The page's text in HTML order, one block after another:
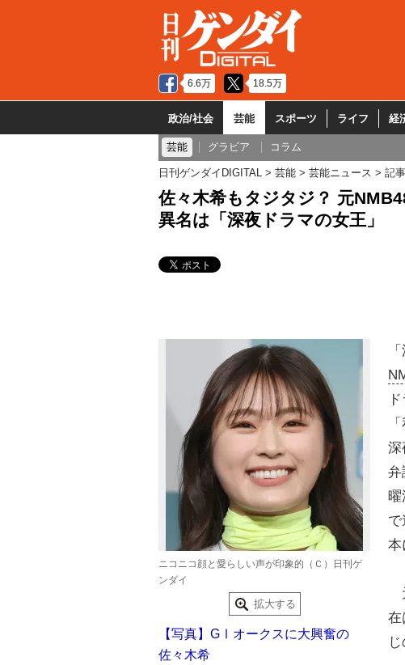
6.6万 18.5万
政治/社会 芸能 スポーツ ライフ 経
芸能 グラビア コラム
日刊ゲンダイDIGITAL 芸能 芸能ニュース 記事
佐々木希もタジタジ？ 元
異名は「深夜ドラマの女王」
ニコニコ顔と愛らしい声が印象的（Ｃ）日刊ゲ
ンダイ
拡大する
【写真】GⅠオークスに大興奮の
佐々木希
深
弁
曜
で
本
在